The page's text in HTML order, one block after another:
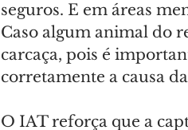
seguros. E em áreas
Caso algum animal do
carcaça, pois é
corretamente a causa
O IAT reforça que a